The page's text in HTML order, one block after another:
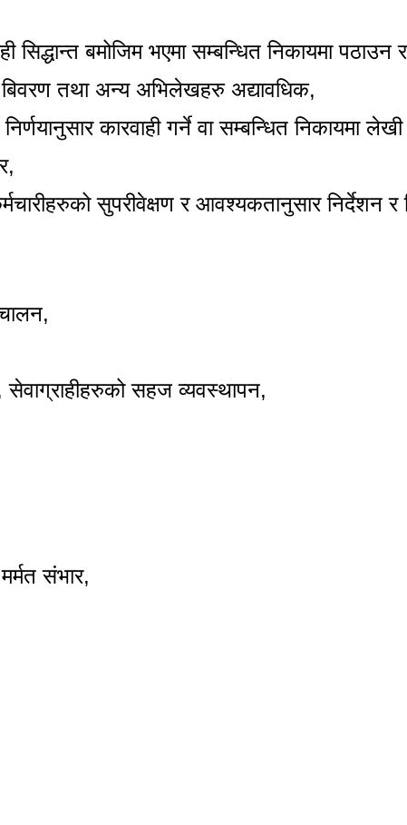
सिद्धान्त बमोजिम भएमा सम्बन्धित निकायमा पठाउन
बिवरण तथा अन्य अभिलेखहरु अद्यावधिक,
कारवाही गर्ने वा सम्बन्धित निकायमा
,
सुपरीवेक्षण र आवश्यकतानुसार निर्देशन र
सहज व्यवस्थापन,
संभार,